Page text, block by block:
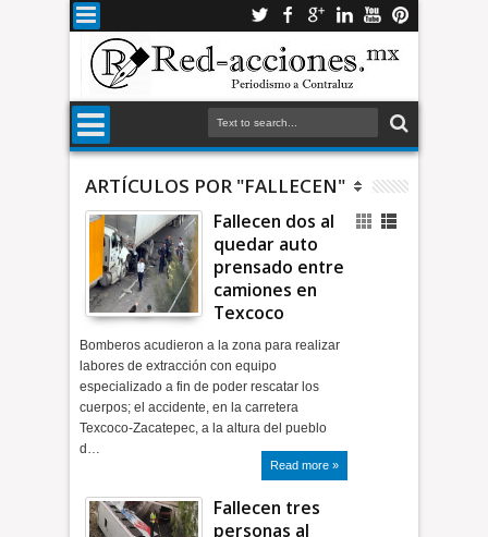
ARTÍCULOS POR "FALLECEN"
Fallecen dos al
quedar auto
prensado entre
camiones en
Texcoco
Bomberos acudieron a la zona para realizar
labores de extracción con equipo
especializado a fin de poder rescatar los
cuerpos; el accidente, en la carretera
Texcoco-Zacatepec, a la altura del pueblo
d…
Read more »
Fallecen tres
personas al